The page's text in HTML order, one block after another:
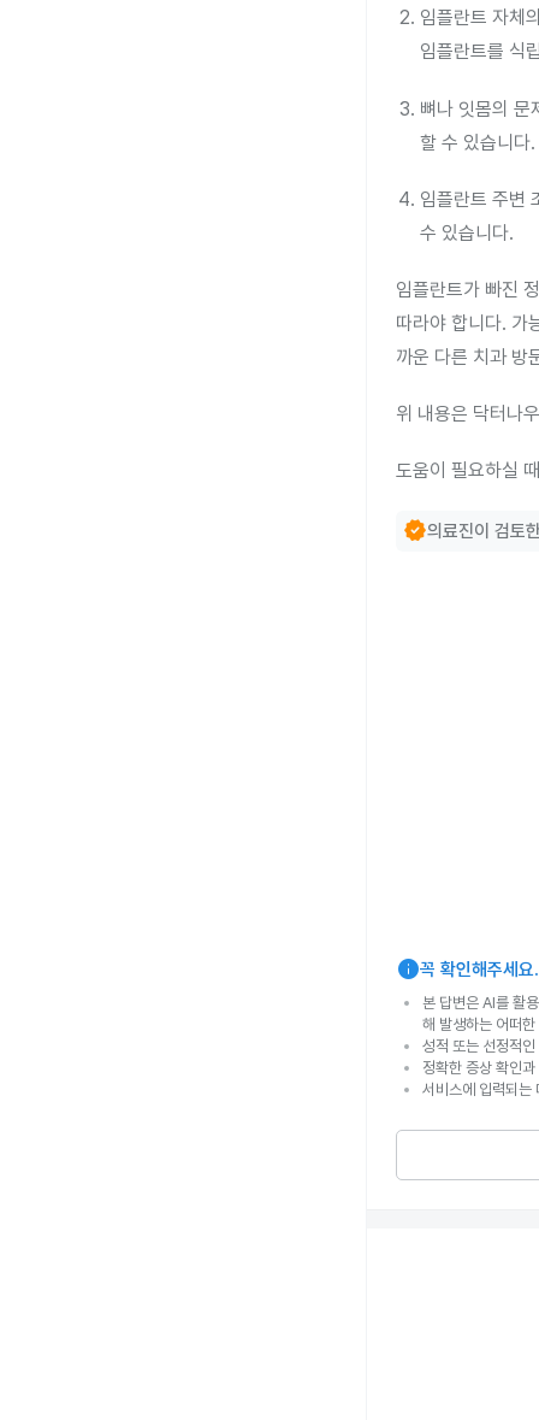
임플란트 자체
임플란트를 식
뼈나 잇몸의 문
할 수 있습니다.
임플란트 주변
수 있습니다.
임플란트가 빠진
따라야 합니다. 가
까운 다른 치과 방
위 내용은 닥터나
도움이 필요하실
verified의료진이 검토
info꼭 확인해주세요.
본 답변은 AI를 활
해 발생하는 어떠
성적 또는 선정적
정확한 증상 확인
서비스에 입력되